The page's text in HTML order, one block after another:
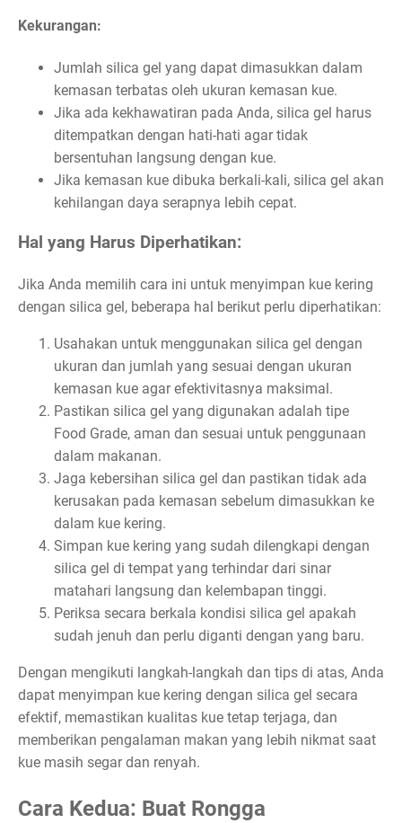
Kekurangan:
Jumlah silica gel yang dapat dimasukkan dalam
kemasan terbatas oleh ukuran kemasan kue.
Jika ada kekhawatiran pada Anda, silica gel harus
ditempatkan dengan hati-hati agar tidak
bersentuhan langsung dengan kue.
Jika kemasan kue dibuka berkali-kali, silica gel akan
kehilangan daya serapnya lebih cepat.
Hal yang Harus Diperhatikan:
Jika Anda memilih cara ini untuk menyimpan kue kering
dengan silica gel, beberapa hal berikut perlu diperhatikan:
Usahakan untuk menggunakan silica gel dengan
ukuran dan jumlah yang sesuai dengan ukuran
kemasan kue agar efektivitasnya maksimal.
Pastikan silica gel yang digunakan adalah tipe
Food Grade, aman dan sesuai untuk penggunaan
dalam makanan.
Jaga kebersihan silica gel dan pastikan tidak ada
kerusakan pada kemasan sebelum dimasukkan ke
dalam kue kering.
Simpan kue kering yang sudah dilengkapi dengan
silica gel di tempat yang terhindar dari sinar
matahari langsung dan kelembapan tinggi.
Periksa secara berkala kondisi silica gel apakah
sudah jenuh dan perlu diganti dengan yang baru.
Dengan mengikuti langkah-langkah dan tips di atas, Anda
dapat menyimpan kue kering dengan silica gel secara
efektif, memastikan kualitas kue tetap terjaga, dan
memberikan pengalaman makan yang lebih nikmat saat
kue masih segar dan renyah.
Cara Kedua: Buat Rongga